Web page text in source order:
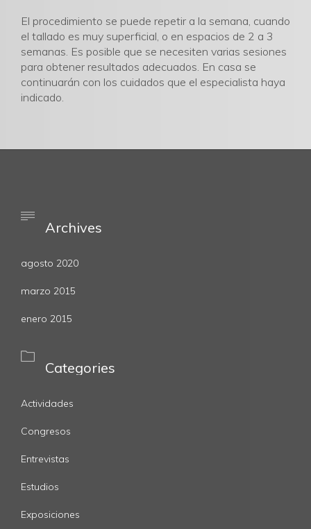
El procedimiento se puede repetir a la semana, cuando
el tallado es muy superficial, o en espacios de 2 a 3
semanas. Es posible que se necesiten varias sesiones
para obtener resultados adecuados. En casa se
continuarán con los cuidados que el especialista haya
indicado.

Archives
agosto 2020
marzo 2015
enero 2015

Categories
Actividades
Congresos
Entrevistas
Estudios
Exposiciones